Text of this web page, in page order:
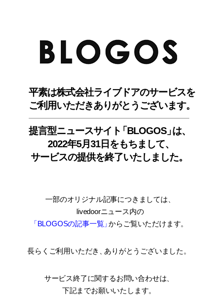
平素は株式会社ライブドアのサービスを
ご利用いただきありがとうございます。
提言型ニュースサイ ト「BLOGOS」は、
2022年5月31日をもちまして、
サービスの提供を終了いたしました。
一部のオリジナル記事につきましては
livedoorニュース内の
「BLOGOSの記事一覧」からご覧いただけます。
長らくご利用いただき ありがとうございました。
サービス終了に関するお問い合わせは、
下記までお願いいたします。